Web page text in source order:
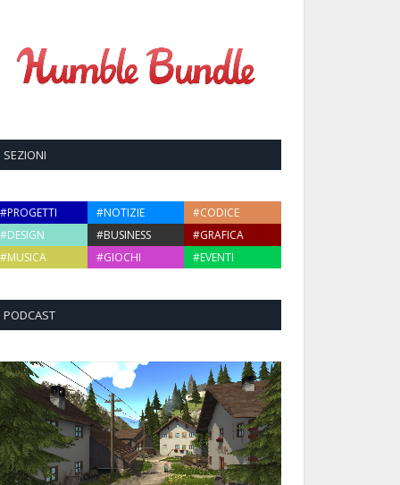
SEZIONI
#PROGETTI #NOTIZIE
#CODICE
#DESIGN
#BUSINESS
#GRAFICA
#MUSICA
#GIOCHI #EVENTI
PODCAST